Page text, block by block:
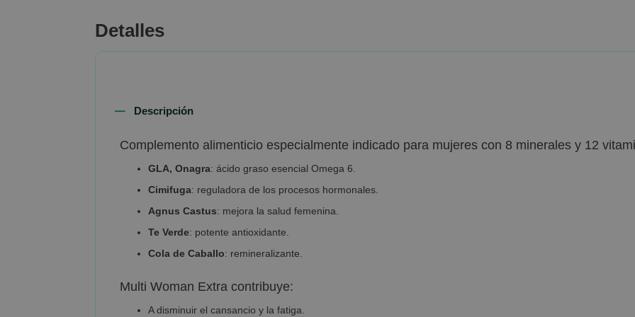
Detalles
Descripción
Complemento alimenticio especialmente indicado para mujeres con 8 minerales y 12
GLA, Onagra: ácido graso esencial Omega 6.
Cimifuga: reguladora de los procesos hormonales.
Agnus Castus: mejora la salud femenina.
Te Verde: potente antioxidante.
Cola de Caballo: remineralizante.
Multi Woman Extra contribuye:
A disminuir el cansancio y la fatiga.